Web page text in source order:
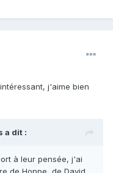
j'aime bien
a dit :
à leur pensée, j'ai